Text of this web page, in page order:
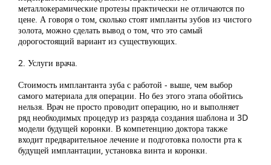
металлокерамические протезы практически не отличаются по
цене. А говоря о том, сколько стоят импланты зубов из чистого
золота, можно сделать вывод о том, что это самый
дорогостоящий вариант из существующих.
2. Услуги врача.
Стоимость имплантанта зуба с работой - выше, чем выбор
самого материала для операции. Но без этого этапа обойтись
нельзя. Врач не просто проводит операцию, но и выполняет
ряд необходимых процедур из разряда создания шаблона и 3D
модели будущей коронки. В компетенцию доктора также
входит предварительное лечение и подготовка полости рта к
будущей имплантации, установка винта и коронки.